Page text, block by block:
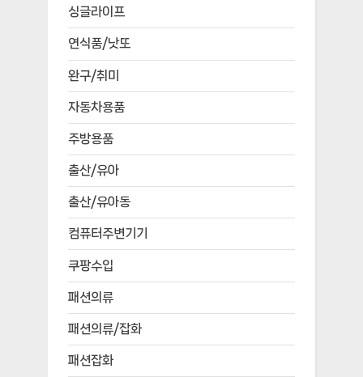
싱글라이프
연식품/낫또
완구/취미
자동차용품
주방용품
출산/유아
출산/유아동
컴퓨터주변기기
쿠팡수입
패션의류
패션의류/잡화
패션잡화